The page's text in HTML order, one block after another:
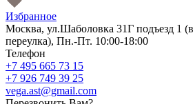
Избранное
Москва, ул.Шаболовка 31Г подъезд 1
переулка), Пн.-Пт. 10:00-18:00
Телефон
+7 495 665 73 15
+7 926 749 39 25
vega.ast@gmail.com